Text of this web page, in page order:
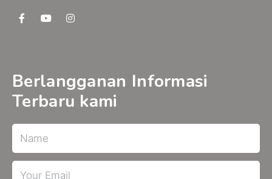
F
a
k
-
f
Y
o
I
n
a
m
Berlangganan Informasi
Terbaru kami
Name
Email